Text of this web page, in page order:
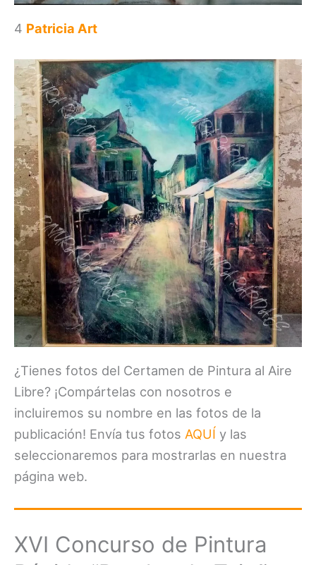
4 Patricia Art
¿Tienes fotos del Certamen de Pintura al Aire
Libre? ¡Compártelas con nosotros e
incluiremos su nombre en las fotos de la
publicación! Envía tus fotos AQUÍ y las
seleccionaremos para mostrarlas en nuestra
página web.
XVI Concurso de Pintura